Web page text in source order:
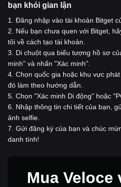
bạn khỏi gian lận
1
Đăng nhập vào tài khoản Bitget
2
Nếu bạn chưa quen với Bitget,
tôi về cách tạo tài khoản.
3
Di chuột qua biểu tượng hồ sơ
minh" và nhấn "Xác minh".
4 Chọn quốc gia hoặc khu vực
đó làm theo hướng dẫn.
5 Chọn "Xác minh Di động" hoặc
6
Nhập thông tin chi tiết của bạn,
ảnh selfie.
7 Gửi đăng ký của bạn và chúc
danh tính!
Mua Veloce